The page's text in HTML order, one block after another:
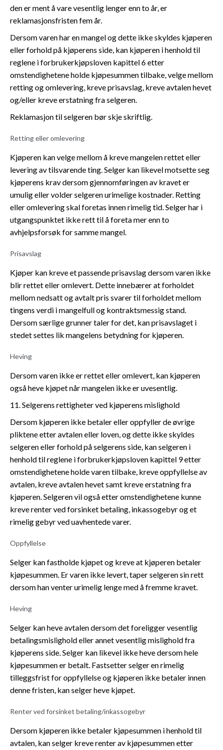
den er ment å vare vesentlig lenger enn to år, er
reklamasjonsfristen fem år.
Dersom varen har en mangel og dette ikke skyldes kjøperen
eller forhold på kjøperens side, kan kjøperen i henhold til
reglene i forbrukerkjøpsloven kapittel 6 etter
omstendighetene holde kjøpesummen tilbake, velge mellom
retting og omlevering, kreve prisavslag, kreve avtalen hevet
og/eller kreve erstatning fra selgeren.
Reklamasjon til selgeren bør skje skriftlig.
Retting eller omlevering
Kjøperen kan velge mellom å kreve mangelen rettet eller
levering av tilsvarende ting. Selger kan likevel motsette seg
kjøperens krav dersom gjennomføringen av kravet er
umulig eller volder selgeren urimelige kostnader. Retting
eller omlevering skal foretas innen rimelig tid. Selger har i
utgangspunktet ikke rett til å foreta mer enn to
avhjelpsforsøk for samme mangel.
Prisavslag
Kjøper kan kreve et passende prisavslag dersom varen ikke
blir rettet eller omlevert. Dette innebærer at forholdet
mellom nedsatt og avtalt pris svarer til forholdet mellom
tingens verdi i mangelfull og kontraktsmessig stand.
Dersom særlige grunner taler for det, kan prisavslaget i
stedet settes lik mangelens betydning for kjøperen.
Heving
Dersom varen ikke er rettet eller omlevert, kan kjøperen
også heve kjøpet når mangelen ikke er uvesentlig.
11. Selgerens rettigheter ved kjøperens mislighold
Dersom kjøperen ikke betaler eller oppfyller de øvrige
pliktene etter avtalen eller loven, og dette ikke skyldes
selgeren eller forhold på selgerens side, kan selgeren i
henhold til reglene i forbrukerkjøpsloven kapittel 9 etter
omstendighetene holde varen tilbake, kreve oppfyllelse av
avtalen, kreve avtalen hevet samt kreve erstatning fra
kjøperen. Selgeren vil også etter omstendighetene kunne
kreve renter ved forsinket betaling, inkassogebyr og et
rimelig gebyr ved uavhentede varer.
Oppfyllelse
Selger kan fastholde kjøpet og kreve at kjøperen betaler
kjøpesummen. Er varen ikke levert, taper selgeren sin rett
dersom han venter urimelig lenge med å fremme kravet.
Heving
Selger kan heve avtalen dersom det foreligger vesentlig
betalingsmislighold eller annet vesentlig mislighold fra
kjøperens side. Selger kan likevel ikke heve dersom hele
kjøpesummen er betalt. Fastsetter selger en rimelig
tilleggsfrist for oppfyllelse og kjøperen ikke betaler innen
denne fristen, kan selger heve kjøpet.
Renter ved forsinket betaling/inkassogebyr
Dersom kjøperen ikke betaler kjøpesummen i henhold til
avtalen, kan selger kreve renter av kjøpesummen etter